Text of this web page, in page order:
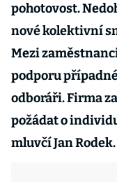
pohotovost.
nové kolektivní
Mezi
podporu
odboráři. Firma
požádat o
mluvčí Jan Rodek.